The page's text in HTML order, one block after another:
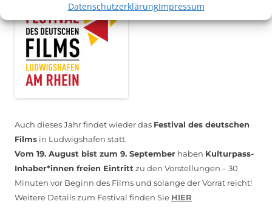
DatenschutzerklärungImpressum
Auch dieses Jahr findet wieder das Festival des deutschen
Films in Ludwigshafen statt.
Vom 19. August bist zum 9. September haben Kulturpass-
Inhaber*innen freien Eintritt zu den Vorstellungen – 30
Minuten vor Beginn des Films und solange der Vorrat reicht!
Weitere Details zum Festival finden Sie HIER